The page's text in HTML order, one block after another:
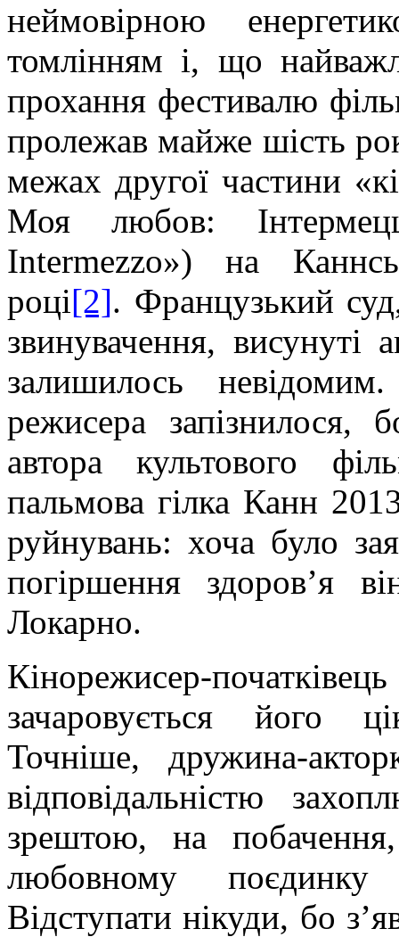
неймовірною
томлінням і, що
прохання фестивалю
пролежав майже шість
межах другої частини
Моя любов:
Intermezzo») на
році[2]. Французький
звинувачення, висунуті
залишилось
режисера запізнилося,
автора культового
пальмова гілка Канн
руйнувань: хоча було
погіршення здоров’я
Локарно.
Кінорежисер-
зачаровується його
Точніше, дружина-
відповідальністю
зрештою, на
любовному
Відступати нікуди, бо